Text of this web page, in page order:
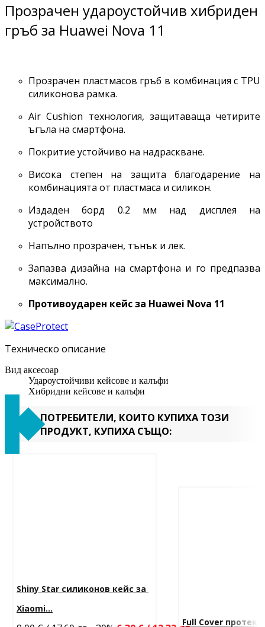
Прозрачен удароустойчив хибриден
гръб за Huawei Nova 11
Прозрачен пластмасов гръб в комбинация с TPU
силиконова рамка.
Air Cushion технология, защитаваща четирите
ъгъла на смартфона.
Покритие устойчиво на надраскване.
Висока степен на защита благодарение на
комбинацията от пластмаса и силикон.
Издаден борд 0.2 мм над дисплея на
устройството
Напълно прозрачен, тънък и лек.
Запазва дизайна на смартфона и го предпазва
максимално.
Противоударен кейс за Huawei Nova 11
Техническо описание
Вид аксесоар
Удароустойчиви кейсове и калъфи
Хибридни кейсове и калъфи
ПОТРЕБИТЕЛИ, КОИТО КУПИХА ТОЗИ
ПРОДУКТ, КУПИХА СЪЩО:
Shiny Star силиконов кейс за
Xiaomi...
Full Cover